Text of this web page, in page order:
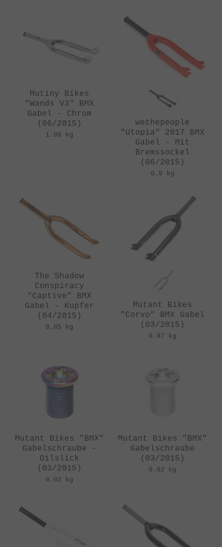
Mutiny Bikes
"Wands V3" BMX
Gabel - Chrom
(06/2015)
1.08 kg
wethepeople
"Utopia" 2017 BMX
Gabel - Mit
Bremssockel
(06/2015)
0.9 kg
The Shadow
Conspiracy
"Captive" BMX
Gabel - Kupfer
(04/2015)
0.85 kg
Mutant Bikes
"Corvo" BMX Gabel
(03/2015)
0.97 kg
Mutant Bikes "BMX"
Gabelschraube -
Oilslick
(03/2015)
0.02 kg
Mutant Bikes "BMX"
Gabelschraube
(03/2015)
0.02 kg